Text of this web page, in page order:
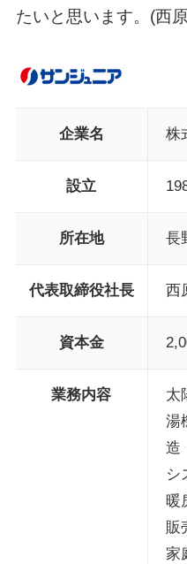
たいと思います。(西
企業名 株
設立
所在地 長
代表取締役社長 西
資本金
業務内容
太
湯
造
シ
暖
販
家